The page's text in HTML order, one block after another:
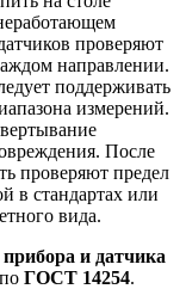
проверяют
направлении.
поддерживать
измерений.
После
проверяют предел
в стандартах или
вида.
и датчика
ГОСТ 14254.